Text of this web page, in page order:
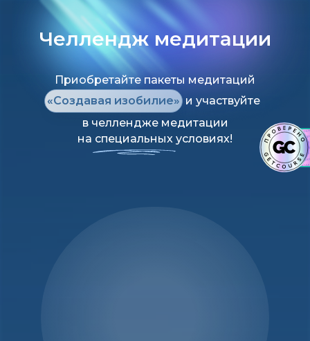
Приобретайте пакеты медитаций
и участвуйте
в челлендже медитации
на специальных условиях!
Челлендж медитации
«Создавая изобилие»